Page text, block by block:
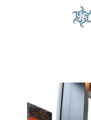
SALON MENU